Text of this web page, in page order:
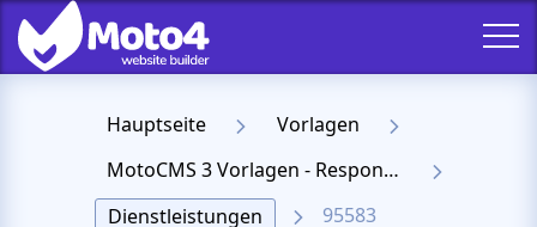
Hauptseite
Vorlagen
MotoCMS 3 Vorlagen - Responsive Templates für Website
Dienstleistungen
95583